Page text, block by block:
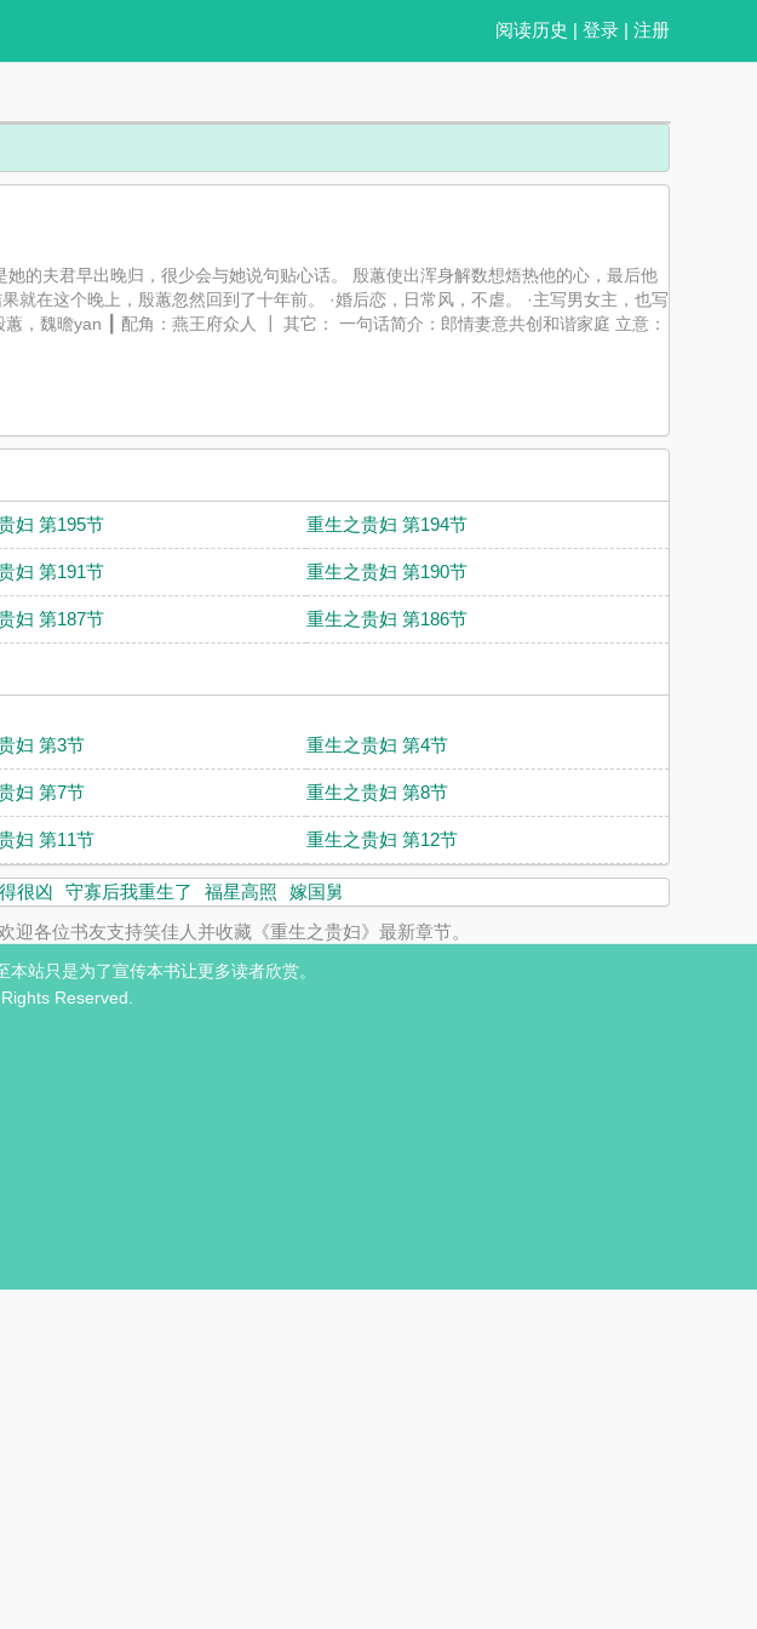
阅读历史 | 登录 | 注册
的夫君早出晚归，很少会与她说句贴心话。 殷蕙使出浑身解数想焐热他的心，最后他
在这个晚上，殷蕙忽然回到了十年前。 ·婚后恋，日常风，不虐。 ·主写男女主，也写
，魏曕yan ┃ 配角：燕王府众人 ┃ 其它： 一句话简介：郎情妻意共创和谐家庭 立意：
妇 第195节 重生之贵妇 第194节
妇 第191节 重生之贵妇 第190节
妇 第187节 重生之贵妇 第186节
妇 第3节 重生之贵妇 第4节
妇 第7节 重生之贵妇 第8节
妇 第11节 重生之贵妇 第12节
很凶 守寡后我重生了 福星高照
嫁国舅
各位书友支持笑佳人并收藏《重生之贵妇》最新章节。
站只是为了宣传本书让更多读者欣赏。
Reserved.